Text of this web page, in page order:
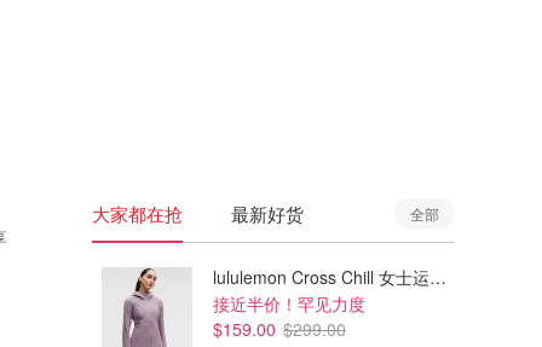
大家都在抢 最新好货 全部
lululemon Cross Chill 女士运动外套
接近半价！罕见力度
$159.00 $299.00